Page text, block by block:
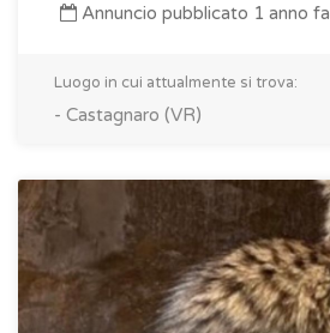
Annuncio pubblicato 1 anno fa
Luogo in cui attualmente si trova:
- Castagnaro (VR)